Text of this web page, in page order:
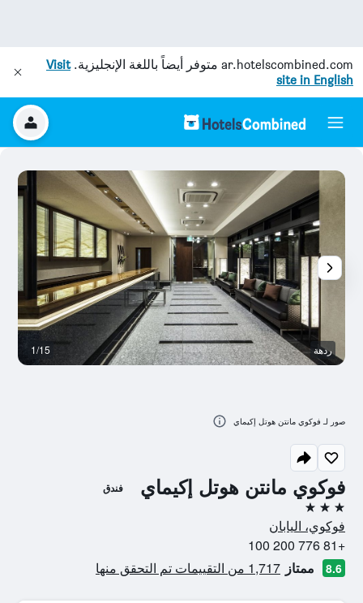
ar.hotelscombined.com متوفر أيضاً باللغة الإنجليزية.Visit
site in English
فوكوي مانتن هوتل إكيماي فندق
3 نجوم
فوكوي، اليابان
+81 776 200 100
8.6 ممتاز 1,717 من التقييمات تم التحقق منها
ردهة 1/15
صور لـ فوكوي مانتن هوتل إكيماي